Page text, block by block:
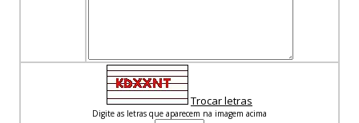
Trocar letras
Digite as letras que aparecem na imagem acima